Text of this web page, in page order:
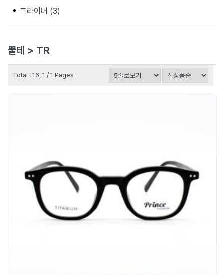
드라이버 (3)
뿔테 > TR
Total : 16, 1 / 1 Pages